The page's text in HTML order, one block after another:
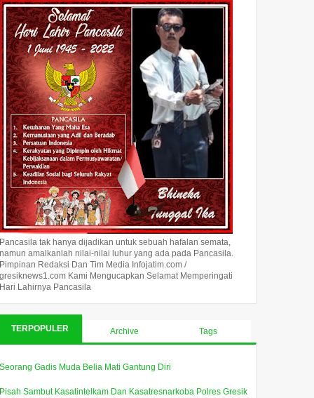
Pancasila tak hanya dijadikan untuk sebuah hafalan semata,
namun amalkanlah nilai-nilai luhur yang ada pada Pancasila.
Pimpinan Redaksi Dan Tim Media Infojatim.com /
gresiknews1.com Kami Mengucapkan Selamat Memperingati
Hari Lahirnya Pancasila
TERPOPULER Archive Tags
Seorang Gadis Muda Belia Mati Gantung Diri
Pisah Sambut Kasatintelkam Dan Kasatresnarkoba Polres Gresik